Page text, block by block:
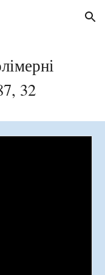
Skip to navigation
32